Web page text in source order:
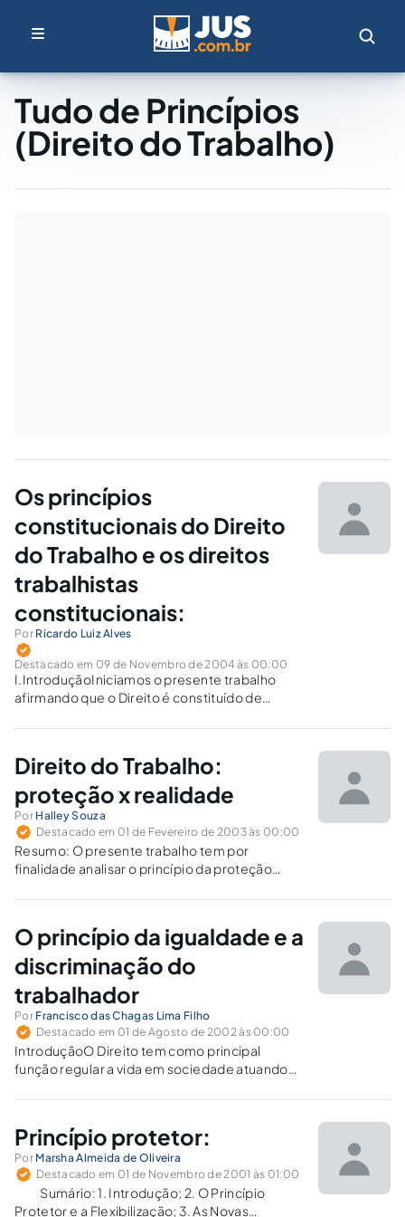
Tudo de Princípios
(Direito do Trabalho)
Os princípios
constitucionais do Direito
do Trabalho e os direitos
trabalhistas
constitucionais:
Por Ricardo Luiz Alves
Destacado em 09 de Novembro de 2004 às 00:00
I.IntroduçãoIniciamos o presente trabalho
afirmando que o Direito é constituído de
aparentemente óbvia, é, no dia-a-dia
vezes desconsiderada. De fato, na esteira do
magistério do emérito jurista uruguaio…
Direito do Trabalho:
proteção x realidade
Por Halley Souza
Destacado em 01 de Fevereiro de 2003 às 00:00
Resumo: O presente trabalho tem por
finalidade analisar o princípio da proteção
Trabalho. O estudo demonstra os
direito; delimitando o princípio especial da
proteção. São mencionados todos...
O princípio da igualdade e a
discriminação do
trabalhador
Por Francisco das Chagas Lima Filho
Destacado em 01 de Agosto de 2002 às 00:00
IntroduçãoO Direito tem como principal
função regular a vida em sociedade atuando
regras que imputam vantagens ou direitos em
através de normas que possam inviabilizar
práticas ou condutas...
Princípio protetor:
Por Marsha Almeida de Oliveira
Destacado em 01 de Novembro de 2001 às 01:00
Sumário: 1. Introdução; 2. O Princípio
Protetor e a Flexibilização; 3. As Novas